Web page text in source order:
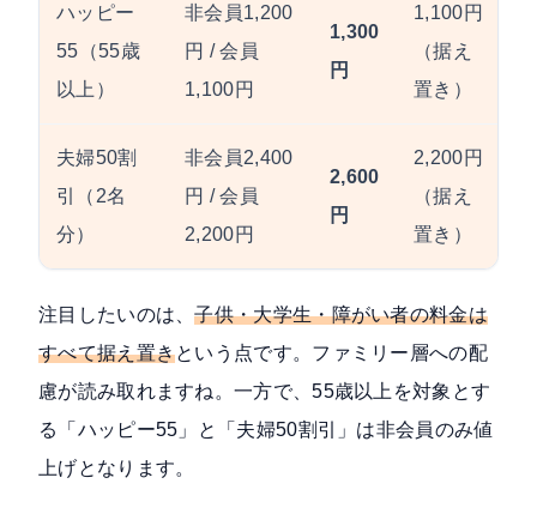
ハッピー
55（55歳
以上）
非会員1,200
円 / 会員
1,100円
1,300
円
1,100円
（据え
置き）
夫婦50割
引（2名
分）
非会員2,400
円 / 会員
2,200円
2,600
円
2,200円
（据え
置き）
注目したいのは、子供・大学生・障がい者の料金は
すべて据え置きという点です。ファミリー層への配
慮が読み取れますね。一方で、55歳以上を対象とす
る「ハッピー55」と「夫婦50割引」は非会員のみ値
上げとなります。